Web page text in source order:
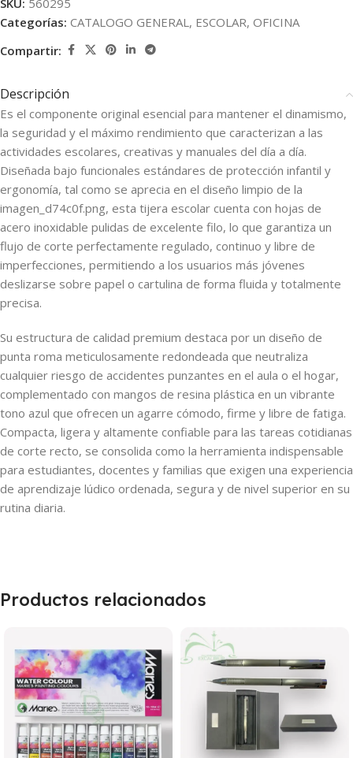
SKU: 560295
Categorías: CATALOGO GENERAL, ESCOLAR, OFICINA
Compartir:
Descripción
Es el componente original esencial para mantener el dinamismo,
la seguridad y el máximo rendimiento que caracterizan a las
actividades escolares, creativas y manuales del día a día.
Diseñada bajo funcionales estándares de protección infantil y
ergonomía, tal como se aprecia en el diseño limpio de la
imagen_d74c0f.png, esta tijera escolar cuenta con hojas de
acero inoxidable pulidas de excelente filo, lo que garantiza un
flujo de corte perfectamente regulado, continuo y libre de
imperfecciones, permitiendo a los usuarios más jóvenes
deslizarse sobre papel o cartulina de forma fluida y totalmente
precisa.
Su estructura de calidad premium destaca por un diseño de
punta roma meticulosamente redondeada que neutraliza
cualquier riesgo de accidentes punzantes en el aula o el hogar,
complementado con mangos de resina plástica en un vibrante
tono azul que ofrecen un agarre cómodo, firme y libre de fatiga.
Compacta, ligera y altamente confiable para las tareas cotidianas
de corte recto, se consolida como la herramienta indispensable
para estudiantes, docentes y familias que exigen una experiencia
de aprendizaje lúdico ordenada, segura y de nivel superior en su
rutina diaria.
Productos relacionados